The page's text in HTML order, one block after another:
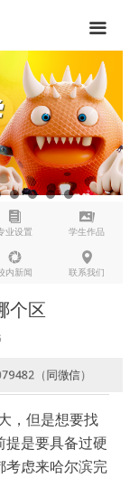
뀴
业设置
끡
学生作品
넆
内新闻
넹
联系我们
끀
个区
，但是想要找
提是要具备过硬
考虑来哈尔滨完
（同微信）